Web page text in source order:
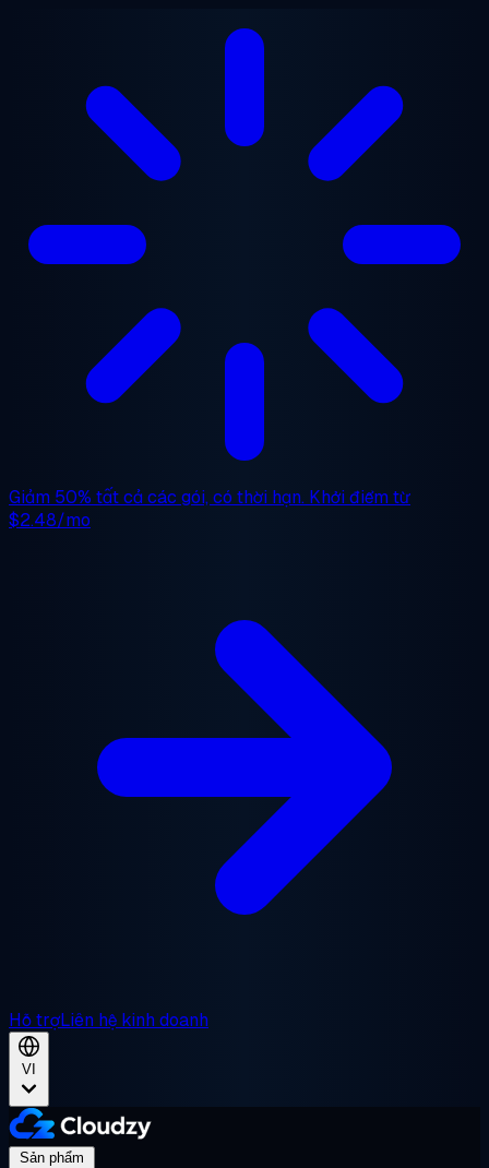
Giảm 50% tất cả các gói, có thời hạn. Khởi điểm từ
$2.48/mo
Hỗ trợLiên hệ kinh doanh
VI